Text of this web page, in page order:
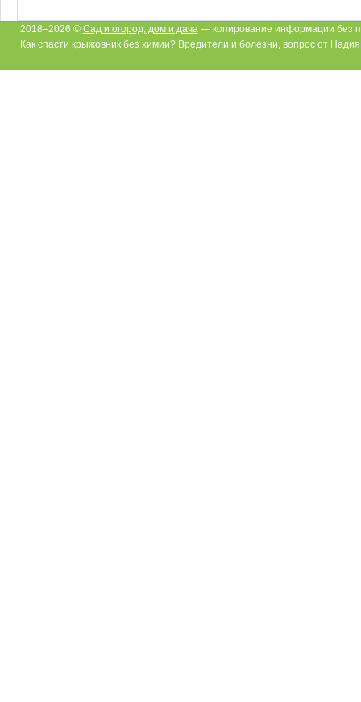
2018–2026 © Сад и огород, дом и дача — копирование информации без
Как спасти крыжовник без химии? Вредители и болезни, вопрос от Надия